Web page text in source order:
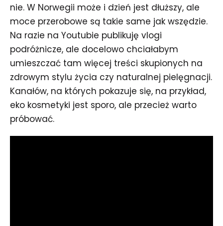
nie. W Norwegii może i dzień jest dłuższy, ale
moce przerobowe są takie same jak wszędzie.
Na razie na Youtubie publikuję vlogi
podróżnicze, ale docelowo chciałabym
umieszczać tam więcej treści skupionych na
zdrowym stylu życia czy naturalnej pielęgnacji.
Kanałów, na których pokazuje się, na przykład,
eko kosmetyki jest sporo, ale przecież warto
próbować.